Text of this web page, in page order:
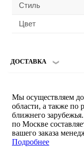
Стиль
Цвет
ДОСТАВКА
Мы осуществляем
области, а также по
ближнего
по Москве
вашего заказа
Подробнее